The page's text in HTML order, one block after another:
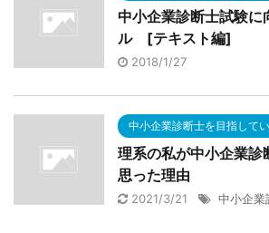
中小企業診断士試験に
ル [テキスト編]
2018/1/27
中小企業診断士を目指して
理系の私が中小企業診
思った理由
2021/3/21 中小企業